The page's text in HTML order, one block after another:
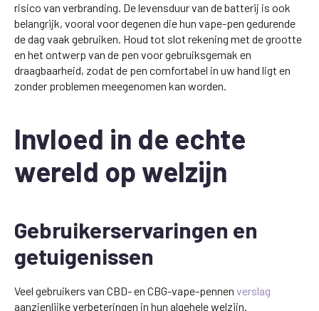
risico van verbranding. De levensduur van de batterij is ook
belangrijk, vooral voor degenen die hun vape-pen gedurende
de dag vaak gebruiken. Houd tot slot rekening met de grootte
en het ontwerp van de pen voor gebruiksgemak en
draagbaarheid, zodat de pen comfortabel in uw hand ligt en
zonder problemen meegenomen kan worden.
Invloed in de echte
wereld op welzijn
Gebruikerservaringen en
getuigenissen
Veel gebruikers van CBD- en CBG-vape-pennen verslag
aanzienlijke verbeteringen in hun algehele welzijn.